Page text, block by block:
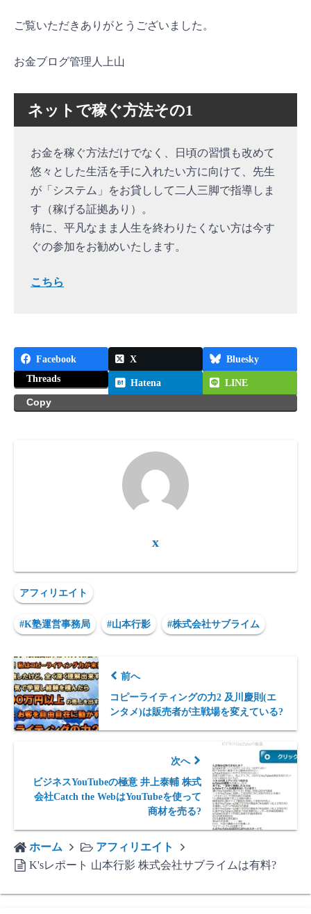
ご覧いただきありがとうございました。
お金ブログ管理人上山
ネットで稼ぐ方法その1
お金を稼ぐ方法だけでなく、日頃の習慣も改めて
悠々とした生活を手に入れたい方に向けて、先生
が「システム」をお貸しして二人三脚で指導しま
す（稼げる証拠あり）。
特に、平凡なまま人生を終わりたくない方は今す
ぐの参加をお勧めいたします。
こちら
Facebook X
Bluesky
Threads
Hatena
LINE
Copy
x
アフィリエイト
#K塾運営事務局 #山本行影 #株式会社サブライム
前へ
コピーライティングの力2 及川慶則(エ
ンタメ)は販売者が主戦場を変えている?
次へ
ビジネスYouTubeの極意 井上泰輔 株式
会社Catch the WebはYouTubeを使って
商材を売る?
ホーム
アフィリエイト
K'sレポート 山本行影 株式会社サブライムは有料?